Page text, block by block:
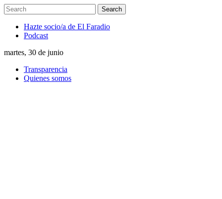
Hazte socio/a de El Faradio
Podcast
martes, 30 de junio
Transparencia
Quienes somos